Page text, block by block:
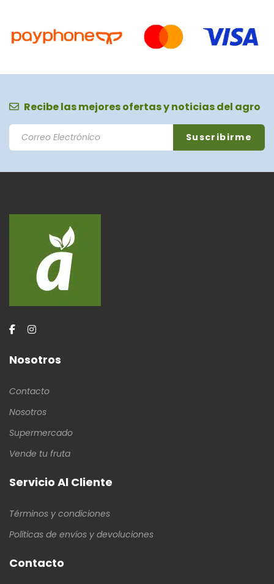
Recibe las mejores ofertas y noticias del agro
Nosotros
Contacto
Nosotros
Supermercado
Vende tu fruta
Servicio Al Cliente
Términos y condiciones
Políticas de envíos y devoluciones
Contacto